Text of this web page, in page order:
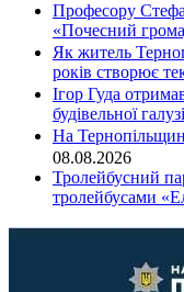
Професору
«Почесний
Як житель
років створює
Ігор Гуда
будівельної
На
08.08.2026
Тролейбусний
тролейбусами